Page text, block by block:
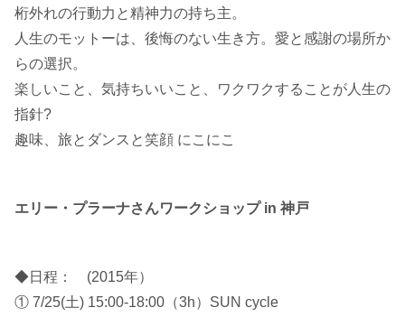
桁外れの行動力と精神力の持ち主。
人生のモットーは、後悔のない生き方。愛と感謝の場所か
らの選択。
楽しいこと、気持ちいいこと、ワクワクすることが人生の
指針?
趣味、旅とダンスと笑顔 にこにこ
エリー・プラーナさんワークショップ in 神戸
◆日程： (2015年）
① 7/25(土) 15:00-18:00（3h）SUN cycle